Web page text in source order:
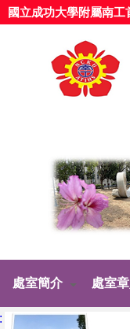
國立成功大學附屬南工
處室簡介 處室章